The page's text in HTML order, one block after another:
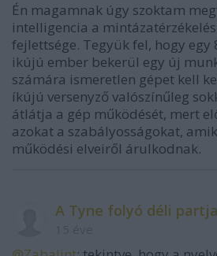
Én magamnak úgy szoktam
intelligencia a
fejlettsége. Tegyük fel, hogy egy
ikújú ember bekerül egy új
számára ismeretlen gépet kell
íkújú versenyző valószínűleg
átlátja a gép működését, mert
azokat a szabályosságokat,
működési elveiről árulkodnak.
A Tyne folyó déli partja